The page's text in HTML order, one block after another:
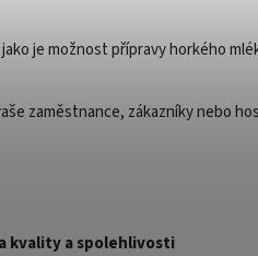
je možnost přípravy horkého
zaměstnance, zákazníky nebo
kvality a spolehlivosti